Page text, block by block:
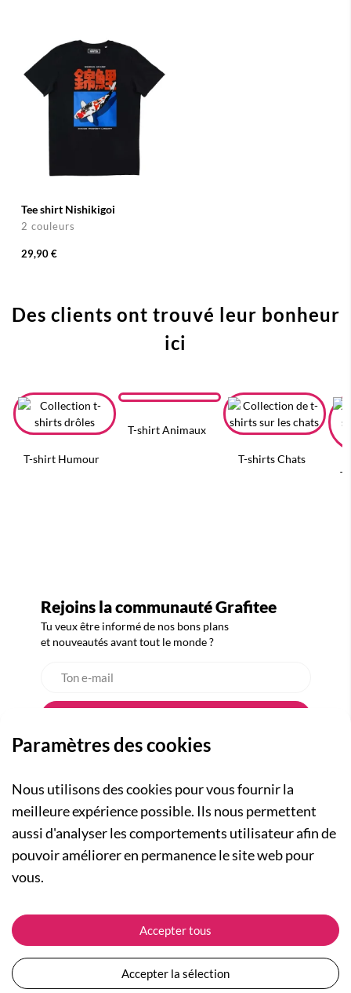
Tee shirt Nishikigoi
2 couleurs
29,90 €
Des clients ont trouvé leur bonheur
ici
T-shirt Humour
T-shirt Animaux
T-shirts Chats
Rejoins la communauté Grafitee
Tu veux être informé de nos bons plans
et nouveautés avant tout le monde ?
A PROPOS
Qui sommes-nous ?
Actualités
Nos engagements
Plan du site
Devenir revendeur
Collection Femme
Collection Enfants
Les Totebags
ASSISTANCE
Suivre ma commande
Expédition et livraison
Retour et remboursement
Paramètres des cookies
Nous utilisons des cookies pour vous fournir la
meilleure expérience possible. Ils nous permettent
aussi d'analyser les comportements utilisateur afin de
pouvoir améliorer en permanence le site web pour
vous.
Accepter tous
Accepter la sélection